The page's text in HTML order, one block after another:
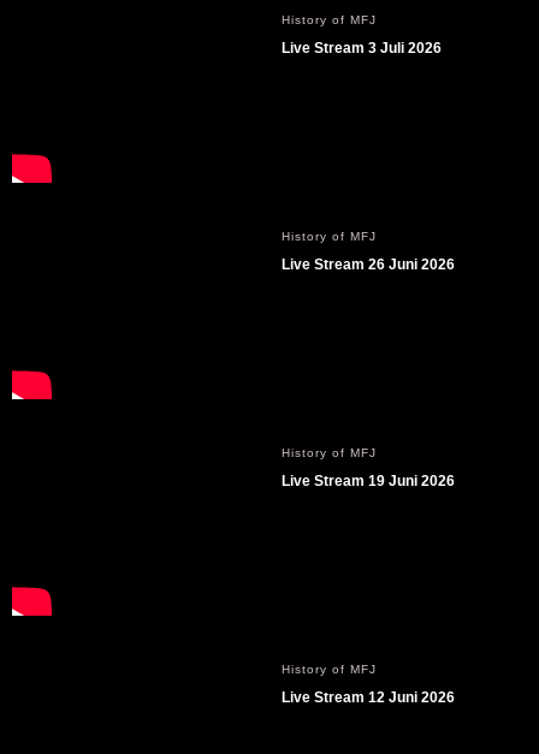
History of MFJ
Live Stream 3 Juli 2026
History of MFJ
Live Stream 26 Juni 2026
History of MFJ
Live Stream 19 Juni 2026
History of MFJ
Live Stream 12 Juni 2026